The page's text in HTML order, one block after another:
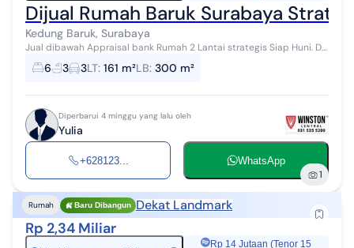
Dijual Rumah Baruk Surabaya
Kedung Baruk, Surabaya
Jual dibawah Appraisal bank Rumah 2 Lantai strategis Siap Huni. Di
Baruk Surabaya Jual dibawah Appraisal bank Rumah 2 Lantqi
strategis Siap Huni. D...
6 3 3LT: 161 m²LB: 300 m²
Diperbarui 4 minggu yang lalu oleh
Yulia
+628123... WhatsApp
1
Rumah Baru Dibangun Dekat Landmark
Rp 2,34 Miliar
Rp 14 Jutaan (Tenor 15